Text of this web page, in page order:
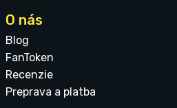
O nás
Blog
FanToken
Recenzie
Preprava a platba